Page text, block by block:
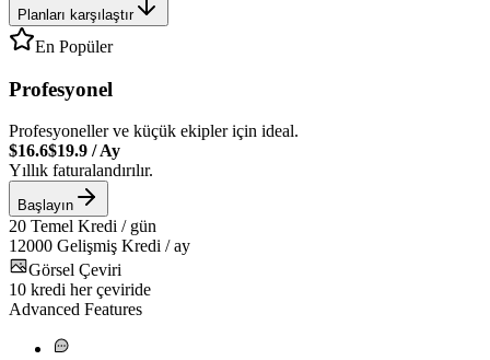
Planları karşılaştır
En Popüler
Profesyonel
Profesyoneller ve küçük ekipler için ideal.
$16.6$19.9 /Ay
Yıllık faturalandırılır.
Başlayın
20 Temel Kredi / gün
12000 Gelişmiş Kredi / ay
Görsel Çeviri
10 kredi her çeviride
Advanced Features